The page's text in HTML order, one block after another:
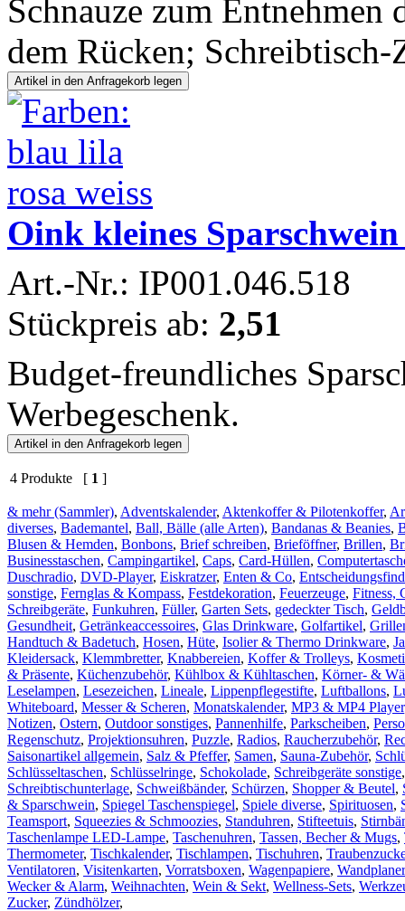
Schnauze zum
dem Rücken; Schreibtisch-
Oink kleines
Art.-Nr.: IP001.046.518
Stückpreis ab: 2,51
Budget-freundliches
Werbegeschenk.
4 Produkte [ 1 ]
& mehr (Sammler), Adventskalender, Aktenkoffer & Pilotenkoffer,
diverses, Bademantel, Ball, Bälle (alle Arten), Bandanas & Beanies,
Blusen & Hemden, Bonbons, Brief schreiben, Brieföffner, Brillen,
Businesstaschen, Campingartikel, Caps, Card-Hüllen,
Duschradio, DVD-Player, Eiskratzer, Enten & Co,
sonstige, Fernglas & Kompass, Festdekoration, Feuerzeuge, Fitness,
Schreibgeräte, Funkuhren, Füller, Garten Sets, gedeckter Tisch,
Gesundheit, Getränkeaccessoires, Glas Drinkware, Golfartikel,
Handtuch & Badetuch, Hosen, Hüte, Isolier & Thermo Drinkware,
Kleidersack, Klemmbretter, Knabbereien, Koffer & Trolleys,
& Präsente, Küchenzubehör, Kühlbox & Kühltaschen, Körner- &
Leselampen, Lesezeichen, Lineale, Lippenpflegestifte, Luftballons,
Whiteboard, Messer & Scheren, Monatskalender, MP3 & MP4 Player
Notizen, Ostern, Outdoor sonstiges, Pannenhilfe, Parkscheiben,
Regenschutz, Projektionsuhren, Puzzle, Radios, Raucherzubehör,
Saisonartikel allgemein, Salz & Pfeffer, Samen, Sauna-Zubehör,
Schlüsseltaschen, Schlüsselringe, Schokolade, Schreibgeräte sonstige
Schreibtischunterlage, Schweißbänder, Schürzen, Shopper & Beutel,
& Sparschwein, Spiegel Taschenspiegel, Spiele diverse, Spirituosen,
Teamsport, Squeezies & Schmoozies, Standuhren, Stifteetuis,
Taschenlampe LED-Lampe, Taschenuhren, Tassen, Becher & Mugs,
Thermometer, Tischkalender, Tischlampen, Tischuhren,
Ventilatoren, Visitenkarten, Vorratsboxen, Wagenpapiere, Wandplaner
Wecker & Alarm, Weihnachten, Wein & Sekt, Wellness-Sets,
Zucker, Zündhölzer,